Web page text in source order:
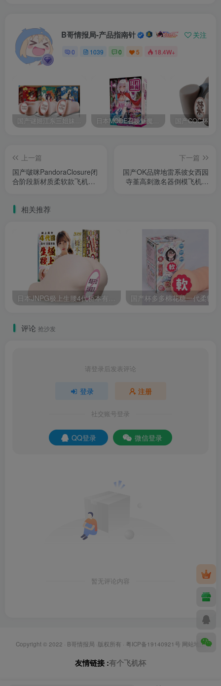
B哥情报局-产品指南针 关注
0 1039 0 5 18.4W+
国产谜姬江东三姐妹国潮飞机杯低中高刺激度全覆盖飞机杯测评报告 日本MODE召唤魅魔飞机杯高刺激榨汁姬名器倒模自慰器使用体验及测评报告
上一篇
国产啵咪PandoraClosure闭
合阶段新材质柔软款飞机杯
下一篇
国产OK品牌地雷系彼女西园
寺堇高刺激名器倒模飞机杯
相关推荐
日本JNPG极上生腰4代桥本有菜真人倒模大份量名器测评报告
评论 抢沙发
请登录后发表评论
登录 注册
社交账号登录
QQ登录 微信登录
暂无评论内容
Copyright © 2022 · B哥情报局 ·版权所有 · 粤ICP备19140921号 网站地图
友情链接 :有个飞机杯